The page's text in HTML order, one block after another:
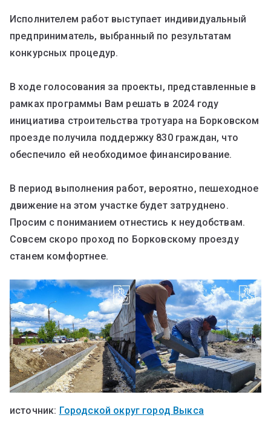
Исполнителем работ выступает индивидуальный
предприниматель, выбранный по результатам
конкурсных процедур.
В ходе голосования за проекты, представленные в
рамках программы Вам решать в 2024 году
инициатива строительства тротуара на Борковском
проезде получила поддержку 830 граждан, что
обеспечило ей необходимое финансирование.
В период выполнения работ, вероятно, пешеходное
движение на этом участке будет затруднено.
Просим с пониманием отнестись к неудобствам.
Совсем скоро проход по Борковскому проезду
станем комфортнее.
источник: Городской округ город Выкса